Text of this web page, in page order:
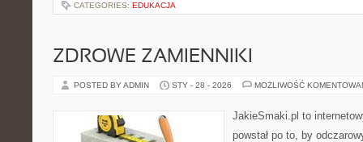
CATEGORIES: EDUKACJA
ZDROWE ZAMIENNIKI
POSTED BY ADMIN STY - 28 - 2026 MOŻLIWOŚĆ
JakieSmaki.pl to
powstał po to, by